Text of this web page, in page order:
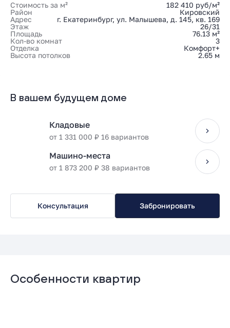
Стоимость за м²
182 410 руб/м²
Район
Кировский
Адрес
г. Екатеринбург, ул. Малышева, д. 145, кв. 169
Этаж
26/31
Площадь
76.13 м²
Кол-во комнат
3
Отделка
Комфорт+
Высота потолков
2.65 м
В вашем будущем доме
Кладовые
от 1 331 000 ₽ 16 вариантов
Машино-места
от 1 873 200 ₽ 38 вариантов
Консультация Забронировать
Особенности квартир